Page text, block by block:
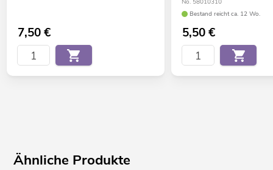
7,50€
No. 58010310
Bestand reicht ca. 12 Wo.
5,50€
Ähnliche Produkte